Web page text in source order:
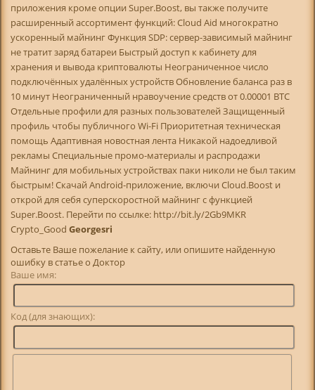
приложения кроме опции Super.Boost, вы также получите
расширенный ассортимент функций: Cloud Aid многократно
ускоренный майнинг Функция SDP: сервер-зависимый майнинг
не тратит заряд батареи Быстрый доступ к кабинету для
хранения и вывода криптовалюты Неограниченное число
подключённых удалённых устройств Обновление баланса раз в
10 минут Неограниченный нравоучение средств от 0.00001 BTC
Отдельные профили для разных пользователей Защищенный
профиль чтобы публичного Wi-Fi Приоритетная техническая
помощь Адаптивная новостная лента Никакой надоедливой
рекламы Специальные промо-материалы и распродажи
Майнинг для мобильных устройствах паки николи не был таким
быстрым! Скачай Android-приложение, включи Cloud.Boost и
открой для себя суперскоростной майнинг с функцией
Super.Boost. Перейти по ссылке: http://bit.ly/2Gb9MKR
Crypto_GoodGeorgesri
Оставьте Ваше пожелание к сайту, или опишите найденную
ошибку в статье о Доктор
Ваше имя:
Код (для знающих):